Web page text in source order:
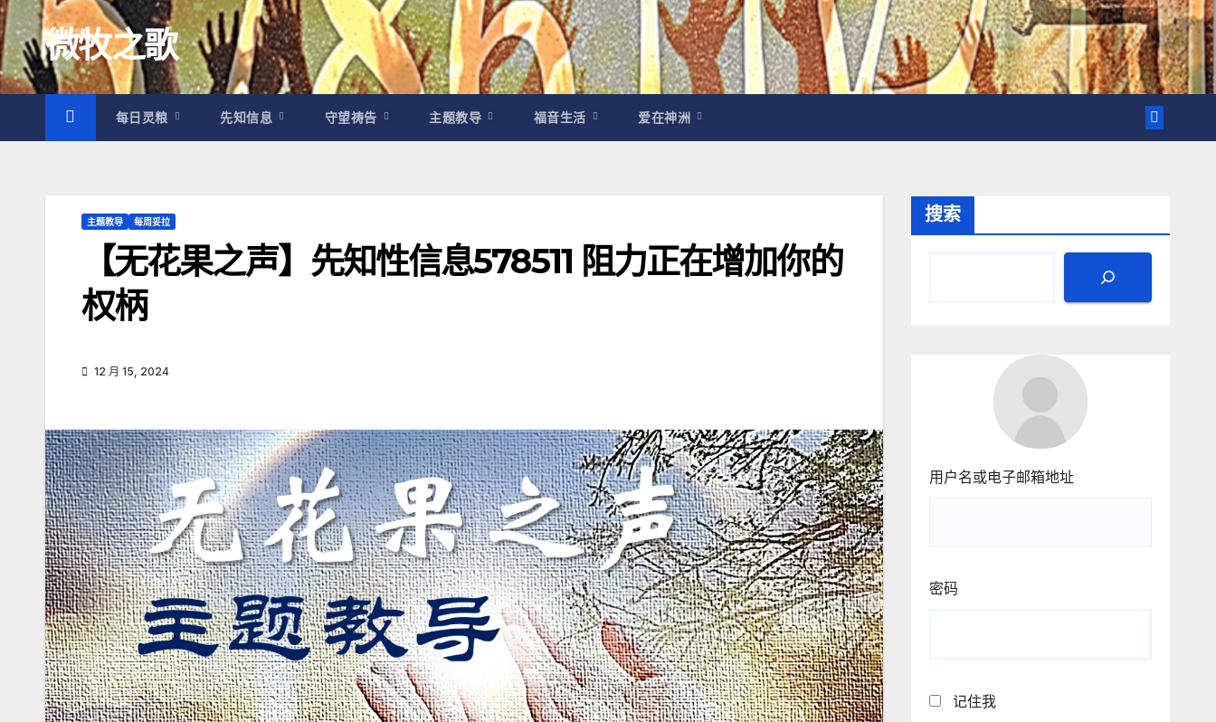
跳
至
内
容
微牧之歌
每日灵粮 先知信息 守望祷告 主题教导 福音生活 爱在神洲
主题教导 每周妥拉
【无花果之声】先知性信息578511 阻力正在增加你的
权柄
12 月 15, 2024
搜索
用户名或电子邮箱地址
密码
记住我